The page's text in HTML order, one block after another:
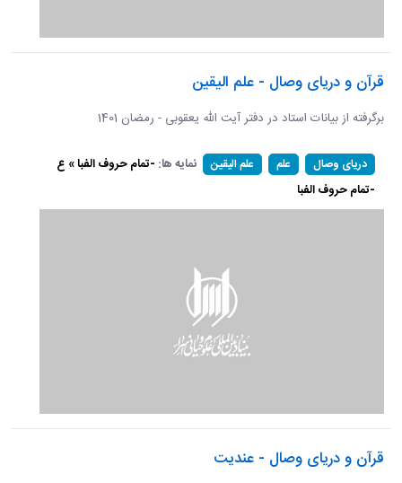
قرآن و دریای وصال - علم الیقین
برگرفته از بیانات استاد در دفتر آیت الله یعقوبی - رمضان 1401
دریای وصال علم علم الیقین نمایه ها: -تمام حروف الفبا » ع
-تمام حروف الفبا
قرآن و دریای وصال - عندیت